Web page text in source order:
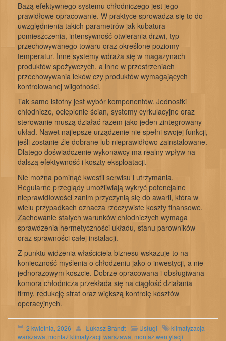
Bazą efektywnego systemu chłodniczego jest jego
prawidłowe opracowanie. W praktyce sprowadza się to do
uwzględnienia takich parametrów jak kubatura
pomieszczenia, intensywność otwierania drzwi, typ
przechowywanego towaru oraz określone poziomy
temperatur. Inne systemy wdraża się w magazynach
produktów spożywczych, a inne w przestrzeniach
przechowywania leków czy produktów wymagających
kontrolowanej wilgotności.
Tak samo istotny jest wybór komponentów. Jednostki
chłodnicze, ocieplenie ścian, systemy cyrkulacyjne oraz
sterowanie muszą działać razem jako jeden zintegrowany
układ. Nawet najlepsze urządzenie nie spełni swojej funkcji,
jeśli zostanie źle dobrane lub nieprawidłowo zainstalowane.
Dlatego doświadczenie wykonawcy ma realny wpływ na
dalszą efektywność i koszty eksploatacji.
Nie można pominąć kwestii serwisu i utrzymania.
Regularne przeglądy umożliwiają wykryć potencjalne
nieprawidłowości zanim przyczynią się do awarii, która w
wielu przypadkach oznacza rzeczywiste koszty finansowe.
Zachowanie stałych warunków chłodniczych wymaga
sprawdzenia hermetyczności układu, stanu parowników
oraz sprawności całej instalacji.
Z punktu widzenia właściciela biznesu wskazuje to na
konieczność myślenia o chłodzeniu jako o inwestycji, a nie
jednorazowym koszcie. Dobrze opracowana i obsługiwana
komora chłodnicza przekłada się na ciągłość działania
firmy, redukcję strat oraz większą kontrolę kosztów
operacyjnych.
2 kwietnia, 2026 Łukasz Brandt Usługi
klimatyzacja
warszawa montaż klimatyzacji warszawa montaż wentylacji